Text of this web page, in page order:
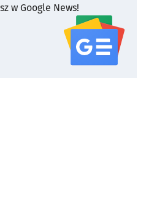
w Google News!
serwisu